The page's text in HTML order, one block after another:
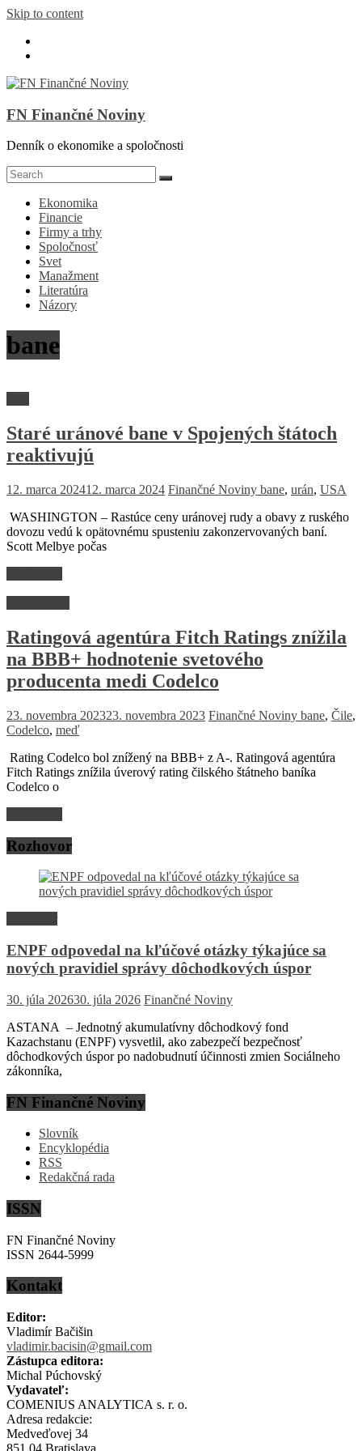
Skip to content
FN Finančné Noviny
Denník o ekonomike a spoločnosti
Ekonomika
Financie
Firmy a trhy
Spoločnosť
Svet
Manažment
Literatúra
Názory
bane
Staré uránové bane v Spojených štátoch
reaktivujú
12. marca 202412. marca 2024 Finančné Noviny bane, urán, USA
WASHINGTON – Rastúce ceny uránovej rudy a obavy z ruského
dovozu vedú k opätovnému spusteniu zakonzervovaných baní.
Scott Melbye počas
Ratingová agentúra Fitch Ratings znížila
na BBB+ hodnotenie svetového
producenta medi Codelco
23. novembra 202323. novembra 2023 Finančné Noviny bane, Čile,
Codelco, meď
Rating Codelco bol znížený na BBB+ z A-. Ratingová agentúra
Fitch Ratings znížila úverový rating čilského štátneho baníka
Codelco o
Rozhovor
ENPF odpovedal na kľúčové otázky týkajúce sa
nových pravidiel správy dôchodkových úspor
30. júla 202630. júla 2026 Finančné Noviny
ASTANA – Jednotný akumulatívny dôchodkový fond
Kazachstanu (ENPF) vysvetlil, ako zabezpečí bezpečnosť
dôchodkových úspor po nadobudnutí účinnosti zmien Sociálneho
zákonníka,
FN Finančné Noviny
Slovník
Encyklopédia
RSS
Redakčná rada
ISSN
FN Finančné Noviny
ISSN 2644-5999
Kontakt
Editor:
Vladimír Bačišin
vladimir.bacisin@gmail.com
Zástupca editora:
Michal Púchovský
Vydavateľ:
COMENIUS ANALYTICA s. r. o.
Adresa redakcie:
Medveďovej 34